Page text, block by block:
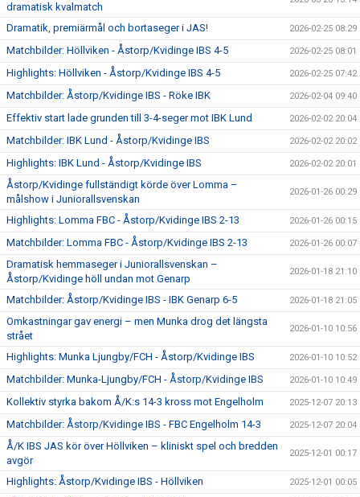
dramatisk kvalmatch
Dramatik, premiärmål och bortaseger i JAS! 2026-02-25 08:29
Matchbilder: Höllviken - Åstorp/Kvidinge IBS 4-5 2026-02-25 08:01
Highlights: Höllviken - Åstorp/Kvidinge IBS 4-5 2026-02-25 07:42
Matchbilder: Åstorp/Kvidinge IBS - Röke IBK 2026-02-04 09:40
Effektiv start lade grunden till 3-4-seger mot IBK Lund 2026-02-02 20:04
Matchbilder: IBK Lund - Åstorp/Kvidinge IBS 2026-02-02 20:02
Highlights: IBK Lund - Åstorp/Kvidinge IBS 2026-02-02 20:01
Åstorp/Kvidinge fullständigt körde över Lomma –
målshow i Juniorallsvenskan
2026-01-26 00:29
Highlights: Lomma FBC - Åstorp/Kvidinge IBS 2-13 2026-01-26 00:15
Matchbilder: Lomma FBC - Åstorp/Kvidinge IBS 2-13 2026-01-26 00:07
Dramatisk hemmaseger i Juniorallsvenskan –
Åstorp/Kvidinge höll undan mot Genarp
2026-01-18 21:10
Matchbilder: Åstorp/Kvidinge IBS - IBK Genarp 6-5 2026-01-18 21:05
Omkastningar gav energi – men Munka drog det längsta
strået
2026-01-10 10:56
Highlights: Munka Ljungby/FCH - Åstorp/Kvidinge IBS 2026-01-10 10:52
Matchbilder: Munka-Ljungby/FCH - Åstorp/Kvidinge IBS 2026-01-10 10:49
Kollektiv styrka bakom Å/K:s 14-3 kross mot Engelholm 2025-12-07 20:13
Matchbilder: Åstorp/Kvidinge IBS - FBC Engelholm 14-3 2025-12-07 20:04
Å/K IBS JAS kör över Höllviken – kliniskt spel och bredden
avgör
2025-12-01 00:17
Highlights: Åstorp/Kvidinge IBS - Höllviken 2025-12-01 00:05